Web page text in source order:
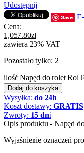
Udostępnij
Save
Cena:
1,057.80zł
zawiera 23% VAT
Pozostało tylko: 2
ilość Napęd do rolet
Dodaj do koszyka
Wysyłka: do 24h
Koszt dostawy: GRATIS
Zwroty: 15 dni
Opis produktu - Napęd
Wyjaśnienie oznaczeń